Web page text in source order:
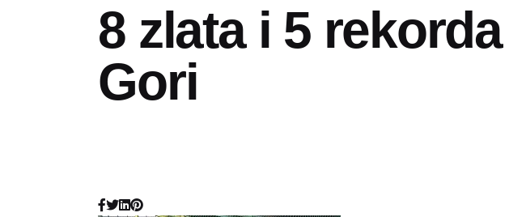
8 zlata i 5
Gori